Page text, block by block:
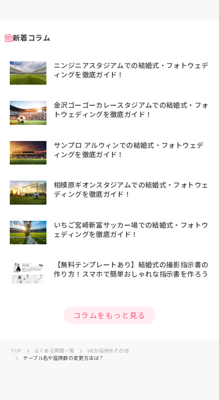
新着コラム
ニンジニアスタジアムでの結婚式・フォトウェデ
ィングを徹底ガイド！
金沢ゴーゴーカレースタジアムでの結婚式・フォ
トウェディングを徹底ガイド！
サンプロ アルウィンでの結婚式・フォトウェデ
ィングを徹底ガイド！
相模原ギオンスタジアムでの結婚式・フォトウェ
ディングを徹底ガイド！
いちご宮崎新富サッカー場での結婚式・フォトウ
ェディングを徹底ガイド！
【無料テンプレートあり】結婚式の撮影指示書の
作り方！スマホで簡単おしゃれな指示書を作ろう
コラムをもっと見る
TOP よくある質問一覧
WEB招待状その他
テーブル名や座席数の変更方法は？